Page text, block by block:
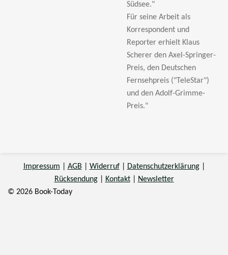
Südsee."
Für seine Arbeit als
Korrespondent und
Reporter erhielt Klaus
Scherer den Axel-Springer-
Preis, den Deutschen
Fernsehpreis ("TeleStar")
und den Adolf-Grimme-
Preis."
Impressum AGB Widerruf| Datenschutzerklärung|
Rücksendung| Kontakt|
Newsletter
© 2026 Book-Today